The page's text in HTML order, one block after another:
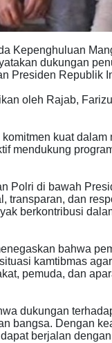
Kepenghuluan
dukungan
Presiden Republik
oleh Rajab,
kuat dalam
mendukung
Polri di bawah
transparan, dan
berkontribusi
bahwa
kamtibmas
pemuda, dan
dukungan
bangsa. Dengan
berjalan